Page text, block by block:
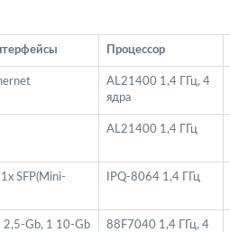
Процессор
AL21400 1,4 ГГц, 4
ядра
AL21400 1,4 ГГц
SFP(Mini-
IPQ-8064 1,4 ГГц
2,5-Gb, 1 10-Gb
88F7040 1,4 ГГц, 4